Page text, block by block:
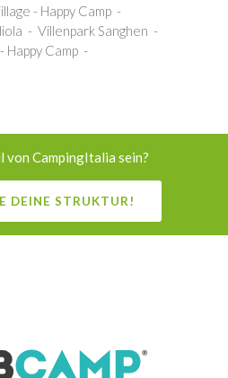
- Happy Camp
Villenpark Sanghen
Happy Camp
von CampingItalia sein?
DEINE STRUKTUR!